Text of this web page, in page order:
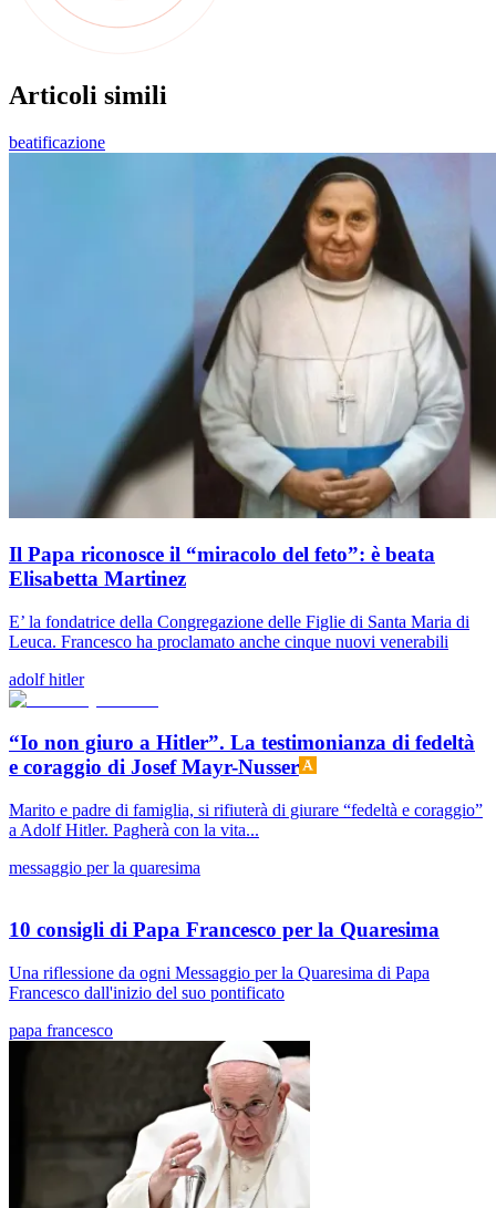
Articoli simili
beatificazione
Il Papa riconosce il “miracolo del feto”: è beata
Elisabetta Martinez
E’ la fondatrice della Congregazione delle Figlie di Santa Maria di
Leuca. Francesco ha proclamato anche cinque nuovi venerabili
adolf hitler
“Io non giuro a Hitler”. La testimonianza di fedeltà
e coraggio di Josef Mayr-Nusser
Marito e padre di famiglia, si rifiuterà di giurare “fedeltà e coraggio”
a Adolf Hitler. Pagherà con la vita...
messaggio per la quaresima
10 consigli di Papa Francesco per la Quaresima
Una riflessione da ogni Messaggio per la Quaresima di Papa
Francesco dall'inizio del suo pontificato
papa francesco